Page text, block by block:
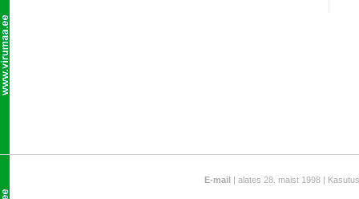
E-mail | alates 28. maist 1998 |